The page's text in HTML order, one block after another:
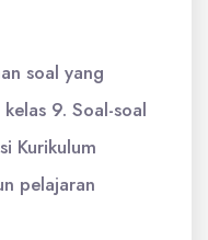
soal yang
9. Soal-soal
Kurikulum
pelajaran